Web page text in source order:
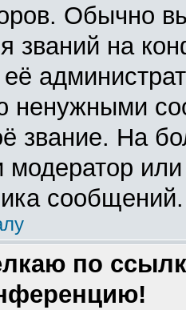
Обычно
званий на
ненужными
звание. На
сообщений.
по